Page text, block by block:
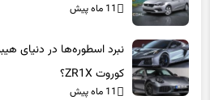
11 ماه پیش
کوروت ZR1X؟
11 ماه پیش